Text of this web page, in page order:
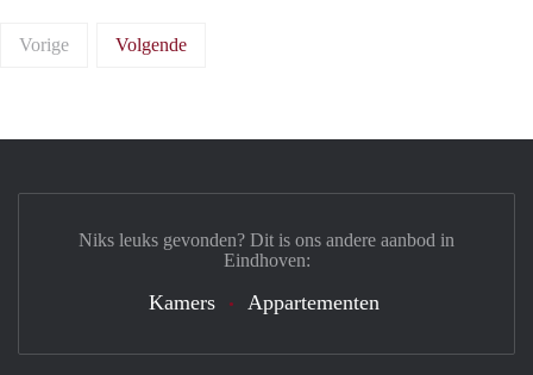
Vorige Volgende
Niks leuks gevonden? Dit is ons andere aanbod in
Eindhoven:
Kamers Appartementen